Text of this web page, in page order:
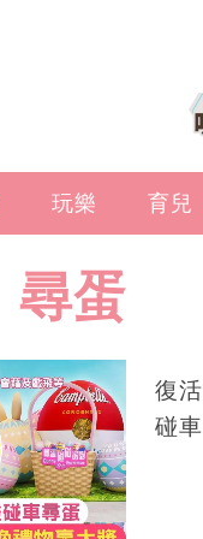
玩樂 育兒
尋蛋
復
碰